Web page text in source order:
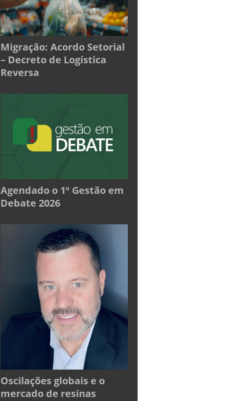
Migração: Acordo Setorial
– Decreto de Logística
Reversa
Agendado o 1º Gestão em
Debate 2026
Oscilações globais e o
mercado de resinas